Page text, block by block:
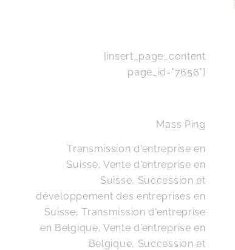
[insert_page_content
page_id="7656"]
Mass Ping
Transmission d'entreprise en
Suisse, Vente d'entreprise en
Suisse, Succession et
développement des entreprises en
Suisse,Transmission d'entreprise
en Belgique, Vente d'entreprise en
Belgique, Succession et